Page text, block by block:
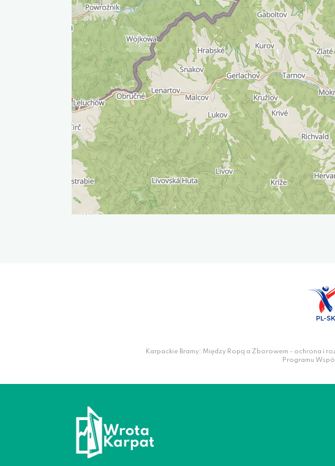
Karpackie Bramy: Między Ropą a Zborowem - ochrona i
Programu